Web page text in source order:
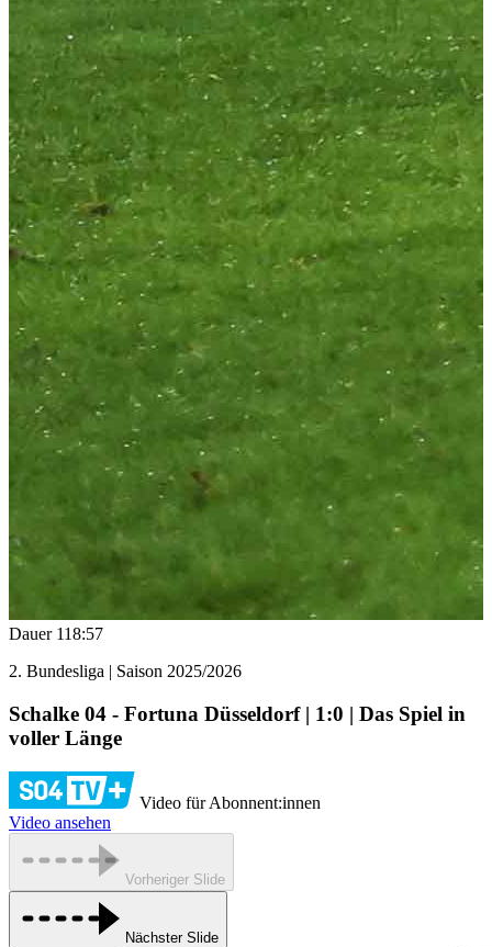
Dauer118:57
2. Bundesliga | Saison 2025/2026
Schalke 04 - Fortuna Düsseldorf | 1:0 | Das Spiel in
voller Länge
Video für Abonnent:innen
Video ansehen
Vorheriger Slide
Nächster Slide